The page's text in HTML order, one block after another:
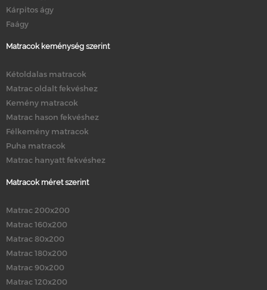
Kárpitos ágy
Faágy
Matracok keménység szerint
Kétoldalas matracok
Matrac oldalt fekvéshez
Kemény matracok
Matrac hason fekvéshez
Félkemény matracok
Puha matracok
Matrac hanyatt fekvéshez
Matracok méret szerint
Matrac 200x200
Matrac 160x200
Matrac 80x200
Matrac 180x200
Matrac 90x200
Matrac 120x200